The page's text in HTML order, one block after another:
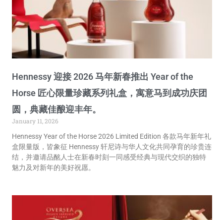
Hennessy 迎接 2026 马年新春推出 Year of the
Horse 匠心限量珍藏系列礼盒，寓意马到成功庆团
圆，典藏佳酿迎丰年。
January 11, 2026
Hennessy Year of the Horse 2026 Limited Edition 各款马年新年礼
盒限量版，皆象征 Hennessy 轩尼诗与华人文化共同孕育的珍贵连
结，并邀请品酩人士在新春时刻一同感受经典与现代交织的独特
魅力及对新年的美好祝愿。